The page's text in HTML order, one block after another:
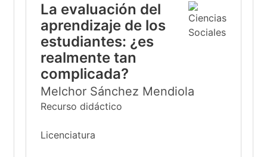
La evaluación del
aprendizaje de los
estudiantes: ¿es
realmente tan
complicada?
Melchor Sánchez Mendiola
Recurso didáctico
Licenciatura